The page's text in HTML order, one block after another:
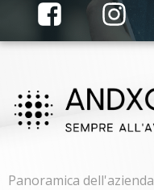
Panoramica dell'azienda